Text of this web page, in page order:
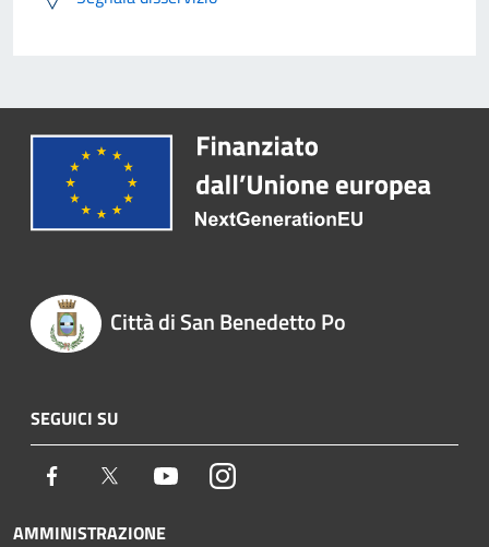
Città di San Benedetto Po
SEGUICI SU
Facebook Twitter YoutubeInstagram
AMMINISTRAZIONE